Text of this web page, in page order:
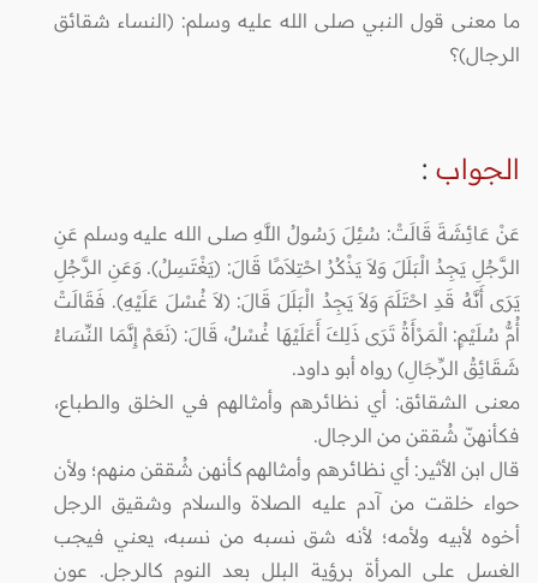
ما معنى قول النبي صلى الله عليه وسلم: (النساء شقائق
الرجال)؟
الجواب :
عَنْ عَائِشَةَ قَالَتْ: سُئِلَ رَسُولُ اللَّهِ صلى الله عليه وسلم عَنِ
الرَّجُلِ يَجِدُ الْبَلَلَ وَلاَ يَذْكُرُ احْتِلاَمًا قَالَ: (يَغْتَسِلُ). وَعَنِ الرَّجُلِ
يَرَى أَنَّهُ قَدِ احْتَلَمَ وَلاَ يَجِدُ الْبَلَلَ قَالَ: (لاَ غُسْلَ عَلَيْهِ). فَقَالَتْ
أُمُّ سُلَيْمٍ: الْمَرْأَةُ تَرَى ذَلِكَ أَعَلَيْهَا غُسْلٌ، قَالَ: (نَعَمْ إِنَّمَا النِّسَاءُ
شَقَائِقُ الرِّجَالِ) رواه أبو داود.
معنى الشقائق: أي نظائرهم وأمثالهم في الخلق والطباع،
فكأنهنّ شُققن من الرجال.
قال ابن الأثير: أي نظائرهم وأمثالهم كأنهن شُققن منهم؛ ولأن
حواء خلقت من آدم عليه الصلاة والسلام وشقيق الرجل
أخوه لأبيه ولأمه؛ لأنه شق نسبه من نسبه، يعني فيجب
الغسل على المرأة برؤية البلل بعد النوم كالرجل. عون